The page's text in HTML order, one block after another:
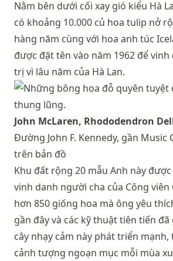
Nằm bên dưới cối xay gió kiểu Hà
có khoảng 10.000 củ hoa tulip nở
hàng năm cùng với hoa anh túc
được đặt tên vào năm 1962 để
trị vì lâu năm của Hà Lan.
John McLaren, Rhododendron
Đường John F. Kennedy, gần Music
trên bản đồ
Khu đất rộng 20 mẫu Anh này
vinh danh người cha của Công viên
hơn 850 giống hoa mà ông yêu
gần đây và các kỹ thuật tiên tiến
cây nhạy cảm này phát triển
cảnh tượng ngoạn mục mỗi mùa